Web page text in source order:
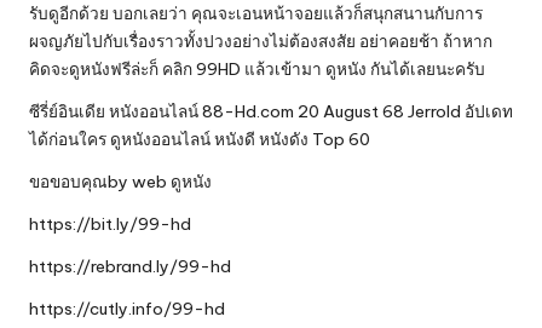
รับดูอีกด้วย บอกเลยว่า คุณจะเอนหน้าจอยแล้วก็สนุกสนานกับการ
ผจญภัยไปกับเรื่องราวทั้งปวงอย่างไม่ต้องสงสัย อย่าคอยช้า ถ้าหาก
คิดจะดูหนังฟรีล่ะก็ คลิก 99HD แล้วเข้ามา ดูหนัง กันได้เลยนะครับ
ซีรี่ย์อินเดีย หนังออนไลน์ 88-Hd.com 20 August 68 Jerrold อัปเดท
ได้ก่อนใคร ดูหนังออนไลน์ หนังดี หนังดัง Top 60
ขอขอบคุณby web ดูหนัง
https://bit.ly/99-hd
https://rebrand.ly/99-hd
https://cutly.info/99-hd